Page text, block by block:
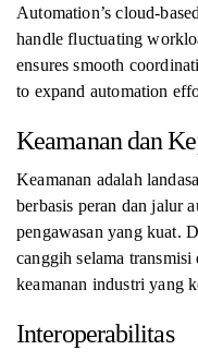
Automation’s cloud-
handle fluctuating
ensures smooth
to expand automation
Keamanan dan
Keamanan adalah
berbasis peran dan jalur
pengawasan yang kuat.
canggih selama
keamanan industri yang
Interoperabilitas